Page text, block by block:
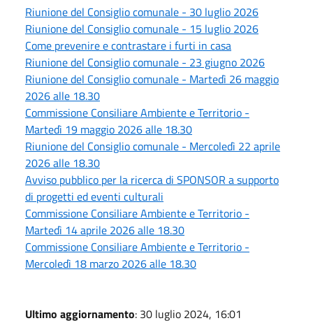
Riunione del Consiglio comunale - 30 luglio 2026
Riunione del Consiglio comunale - 15 luglio 2026
Come prevenire e contrastare i furti in casa
Riunione del Consiglio comunale - 23 giugno 2026
Riunione del Consiglio comunale - Martedì 26 maggio
2026 alle 18.30
Commissione Consiliare Ambiente e Territorio -
Martedì 19 maggio 2026 alle 18.30
Riunione del Consiglio comunale - Mercoledì 22 aprile
2026 alle 18.30
Avviso pubblico per la ricerca di SPONSOR a supporto
di progetti ed eventi culturali
Commissione Consiliare Ambiente e Territorio -
Martedì 14 aprile 2026 alle 18.30
Commissione Consiliare Ambiente e Territorio -
Mercoledì 18 marzo 2026 alle 18.30
Ultimo aggiornamento: 30 luglio 2024, 16:01